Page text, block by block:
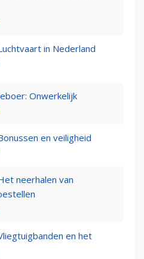
in Nederland
Onwerkelijk
en veiligheid
neerhalen van
en het